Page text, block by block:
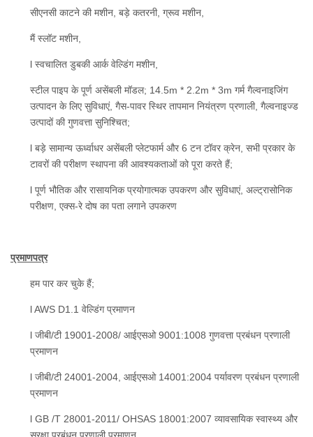
सीएनसी काटने की मशीन, बड़े कतरनी, ग्रूव मशीन,
मैं स्लॉट मशीन,
l स्वचालित डुबकी आर्क वेल्डिंग मशीन,
स्टील पाइप के पूर्ण असेंबली मॉडल; 14.5m * 2.2m * 3m गर्म गैल्वनाइजिंग
उत्पादन के लिए सुविधाएं, गैस-पावर स्थिर तापमान नियंत्रण प्रणाली, गैल्वनाइज्ड
उत्पादों की गुणवत्ता सुनिश्चित;
l बड़े सामान्य ऊर्ध्वाधर असेंबली प्लेटफार्म और 6 टन टॉवर क्रेन, सभी प्रकार के
टावरों की परीक्षण स्थापना की आवश्यकताओं को पूरा करते हैं;
l पूर्ण भौतिक और रासायनिक प्रयोगात्मक उपकरण और सुविधाएं, अल्ट्रासोनिक
परीक्षण, एक्स-रे दोष का पता लगाने उपकरण
प्रमाणपत्र
हम पार कर चुके हैं;
l AWS D1.1 वेल्डिंग प्रमाणन
l जीबी/टी 19001-2008/ आईएसओ 9001:1008 गुणवत्ता प्रबंधन प्रणाली
प्रमाणन
l जीबी/टी 24001-2004, आईएसओ 14001:2004 पर्यावरण प्रबंधन प्रणाली
प्रमाणन
l GB /T 28001-2011/ OHSAS 18001:2007 व्यावसायिक स्वास्थ्य और